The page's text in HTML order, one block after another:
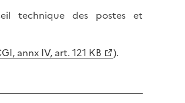
technique des postes et
annx IV, art. 121 KB ).